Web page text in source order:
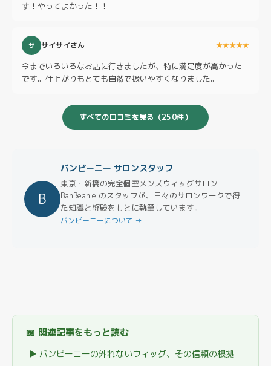
す！やってよかった！！
サ サイサイさん ★★★★★
今までいろいろなお店に行きましたが、特に満足度が高かった
です。仕上がりもとても自然で扱いやすくなりました。
すべての口コミを見る（250件）
B
バンビーニー サロンスタッフ
東京・新橋の完全個室メンズウィッグサロン
BanBeanie のスタッフが、日々のサロンワークで得
た知識と経験をもとに執筆しています。
バンビーニーについて →
📖 関連記事をもっと読む
▶ バンビーニーの外れないウィッグ、その信頼の根拠